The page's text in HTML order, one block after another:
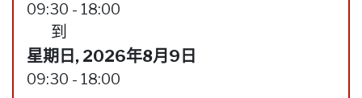
09:30 - 18:00
到
星期日, 2026年8月9日
09:30 - 18:00